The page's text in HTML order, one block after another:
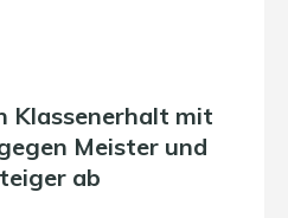
Klassenerhalt mit
Meister und
ab